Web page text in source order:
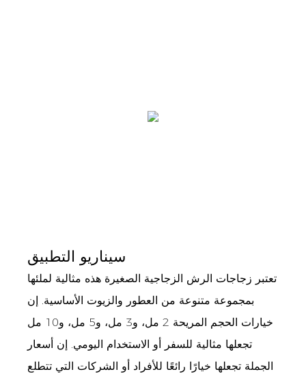
سيناريو التطبيق
تعتبر زجاجات الرش الزجاجية الصغيرة هذه مثالية لملئها
بمجموعة متنوعة من العطور والزيوت الأساسية. إن
خيارات الحجم المريحة 2 مل، و3 مل، و5 مل، و10 مل
تجعلها مثالية للسفر أو الاستخدام اليومي. إن أسعار
الجملة تجعلها خيارًا رائعًا للأفراد أو الشركات التي تتطلع